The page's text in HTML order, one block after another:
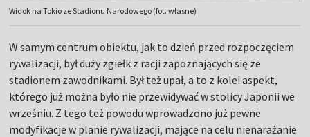
Widok na Tokio ze Stadionu Narodowego (fot. własne)
W samym centrum obiektu, jak to dzień przed rozpoczęciem
rywalizacji, był duży zgiełk z racji zapoznających się ze
stadionem zawodnikami. Był też upał, a to z kolei aspekt,
którego już można było nie przewidywać w stolicy Japonii we
wrześniu. Z tego też powodu wprowadzono już pewne
modyfikacje w planie rywalizacji, mające na celu nienarażanie